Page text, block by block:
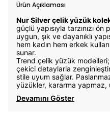
Ürün Açıklaması
Nur Silver çelik yüzük
güçlü yapısıyla tarzınızı ön
uygun, şık ve dayanıklı
hem kadın hem erkek
sunar.
Trend çelik yüzük
çekici detaylarla
stile uyum sağlar.
yüzükler, kararma yapmaz,
Devamını Göster